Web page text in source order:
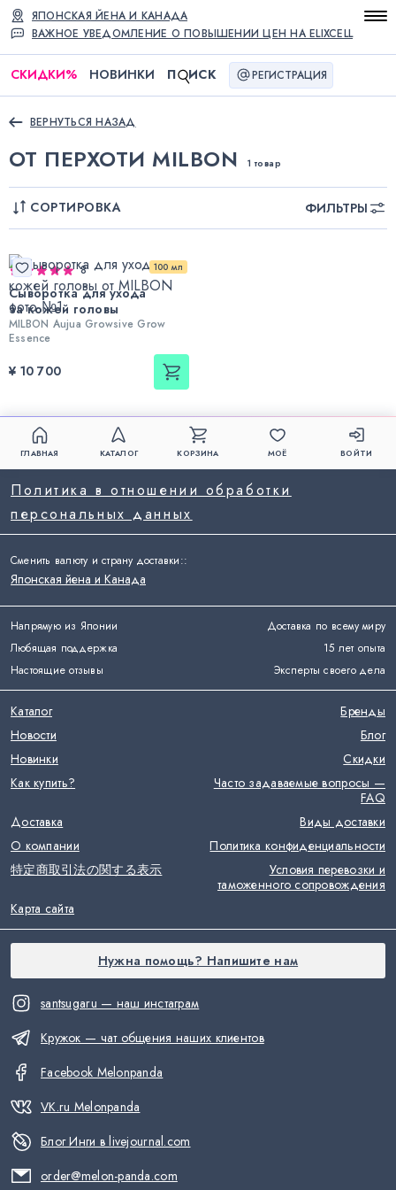
ВАЖНОЕ УВЕДОМЛЕНИЕ О ПОВЫШЕНИИ ЦЕН НА ELIXCELL
ЯПОНСКАЯ ЙЕНА И КАНАДА
СКИДКИ% НОВИНКИ П ИСК РЕГИСТРАЦИЯ
ВЕРНУТЬСЯ НАЗАД
ОТ ПЕРХОТИ MILBON 1 товар
СОРТИРОВКА ФИЛЬТРЫ
100 мл
8
Сыворотка для ухода
за кожей головы
MILBON Aujua Growsive Grow
Essence
¥ 10 700
ГЛАВНАЯ КАТАЛОГ КОРЗИНА МОЁ ВОЙТИ
Напрямую из Японии
Доставка по всему миру
Любящая поддержка
15 лет опыта
Настоящие отзывы
Эксперты своего дела
santsugaru — наш инстаграм
Кружок — чат общения наших клиентов
Facebook Melonpanda
VK.ru Melonpanda
Блог Инги в livejournal.com
order@melon-panda.com
Политика в отношении обработки
персональных данных
Каталог
Бренды
Новости
Блог
Новинки
Скидки
Как купить?
Часто задаваемые вопросы —
FAQ
Доставка
Виды доставки
О компании
Политика конфиденциальности
特定商取引法の関する表示
Условия перевозки и
таможенного сопровождения
Карта сайта
Сменить валюту и страну доставки::
Японская йена и Канада
Нужна помощь? Напишите нам